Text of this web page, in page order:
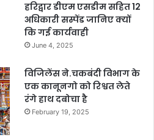
हरिद्वार डीएम एसडीम सहित 12
अधिकारी सस्पेंड जानिए क्यों
कि गई कार्यवाही
June 4, 2025
विजिलेंस ने.चकबंदी विभाग के
एक कानूनगो को रिश्वत लेते
रंगे हाथ दबोचा है
February 19, 2025